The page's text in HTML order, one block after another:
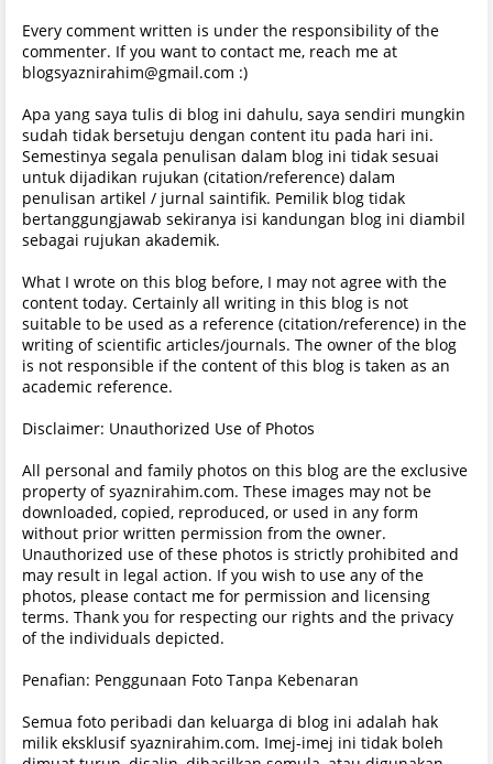
Every comment written is under the responsibility of the
commenter. If you want to contact me, reach me at
blogsyaznirahim@gmail.com :)
Apa yang saya tulis di blog ini dahulu, saya sendiri mungkin
sudah tidak bersetuju dengan content itu pada hari ini.
Semestinya segala penulisan dalam blog ini tidak sesuai
untuk dijadikan rujukan (citation/reference) dalam
penulisan artikel / jurnal saintifik. Pemilik blog tidak
bertanggungjawab sekiranya isi kandungan blog ini diambil
sebagai rujukan akademik.
What I wrote on this blog before, I may not agree with the
content today. Certainly all writing in this blog is not
suitable to be used as a reference (citation/reference) in the
writing of scientific articles/journals. The owner of the blog
is not responsible if the content of this blog is taken as an
academic reference.
Disclaimer: Unauthorized Use of Photos
All personal and family photos on this blog are the exclusive
property of syaznirahim.com. These images may not be
downloaded, copied, reproduced, or used in any form
without prior written permission from the owner.
Unauthorized use of these photos is strictly prohibited and
may result in legal action. If you wish to use any of the
photos, please contact me for permission and licensing
terms. Thank you for respecting our rights and the privacy
of the individuals depicted.
Penafian: Penggunaan Foto Tanpa Kebenaran
Semua foto peribadi dan keluarga di blog ini adalah hak
milik eksklusif syaznirahim.com. Imej-imej ini tidak boleh